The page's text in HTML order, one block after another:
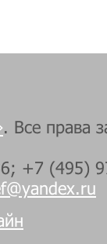
. Все права
+7 (495)